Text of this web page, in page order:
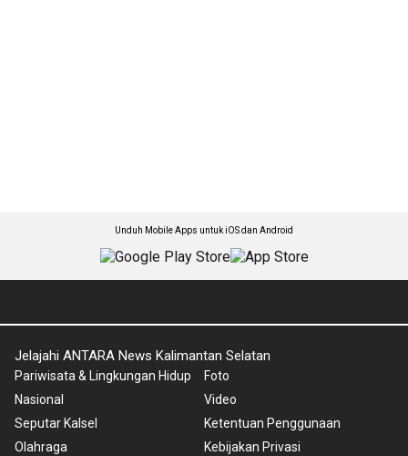
Unduh Mobile Apps untuk iOS dan Android
Jelajahi ANTARA News Kalimantan Selatan
Pariwisata & Lingkungan Hidup
Nasional
Seputar Kalsel
Olahraga
Foto
Video
Ketentuan Penggunaan
Kebijakan Privasi